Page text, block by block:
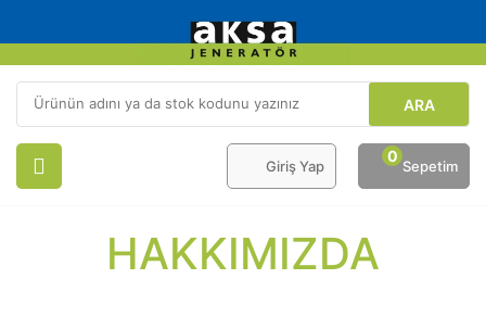
ARA
Giriş Yap Sepetim
0
HAKKIMIZDA
Yedek Parça
Dizel